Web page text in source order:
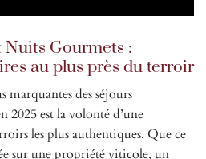
Gourmets :
au plus près du terroir
marquantes des séjours
2025 est la volonté d’une
les plus authentiques. Que ce
sur une propriété viticole, un